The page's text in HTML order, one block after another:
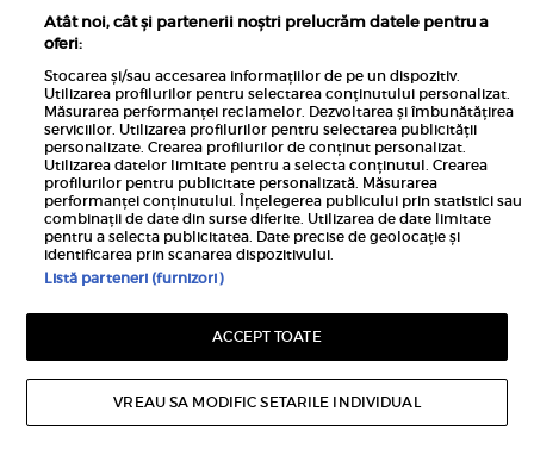
Advertorial
Vara, anotimpul schimbărilor sănătoase: 5
motive pentru care îți este mai ușor să
ajungi la greutatea dorită
Pentru multe persoane, vara este mai mult decât
sezonul concediilor și al zilelor petrecute în aer
liber. Este și perioada în care organismul răspunde
mai ușor la schimbările sănătoase ale...
MAI MULTE
Atât noi, cât și partenerii noștri prelucrăm datele pentru a
oferi:
Stocarea și/sau accesarea informațiilor de pe un dispozitiv.
Utilizarea profilurilor pentru selectarea conținutului personalizat.
Măsurarea performanței reclamelor. Dezvoltarea și îmbunătățirea
serviciilor. Utilizarea profilurilor pentru selectarea publicității
personalizate. Crearea profilurilor de conținut personalizat.
Utilizarea datelor limitate pentru a selecta conținutul. Crearea
profilurilor pentru publicitate personalizată. Măsurarea
performanței conținutului. Înțelegerea publicului prin statistici sau
combinații de date din surse diferite. Utilizarea de date limitate
pentru a selecta publicitatea. Date precise de geolocație și
identificarea prin scanarea dispozitivului.
Listă parteneri (furnizori)
ACCEPT TOATE
VREAU SA MODIFIC SETARILE INDIVIDUAL